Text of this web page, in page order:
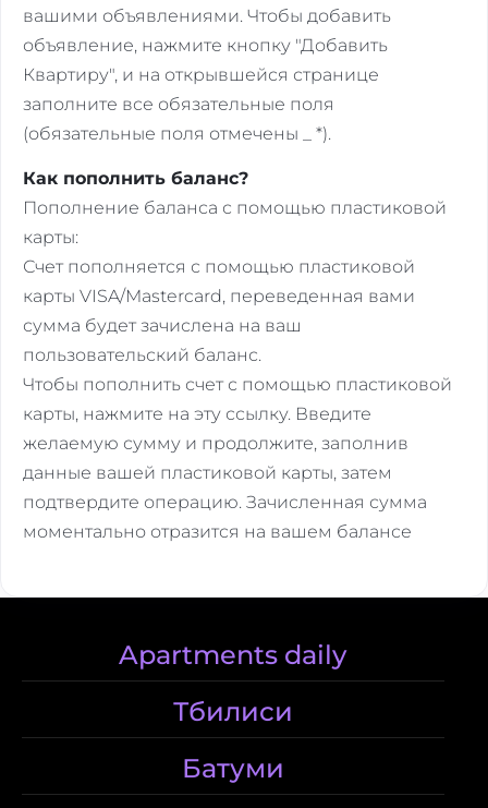
вашими объявлениями. Чтобы добавить
объявление, нажмите кнопку "Добавить
Квартиру", и на открывшейся странице
заполните все обязательные поля
(обязательные поля отмечены _ *).
Как пополнить баланс?
Пополнение баланса с помощью пластиковой
карты:
Счет пополняется с помощью пластиковой
карты VISA/Mastercard, переведенная вами
сумма будет зачислена на ваш
пользовательский баланс.
Чтобы пополнить счет с помощью пластиковой
карты, нажмите на эту ссылку. Введите
желаемую сумму и продолжите, заполнив
данные вашей пластиковой карты, затем
подтвердите операцию. Зачисленная сумма
моментально отразится на вашем балансе
Apartments daily
Тбилиси
Батуми